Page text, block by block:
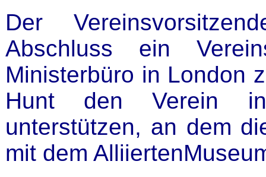
Der
Abschluss ein
Ministerbüro in London
Hunt den Verein
unterstützen, an dem
mit dem